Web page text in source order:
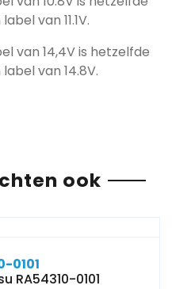
van 11.1V.
van 14,4V is hetzelfde
van 14.8V.
ook
0101
RA54310-0101